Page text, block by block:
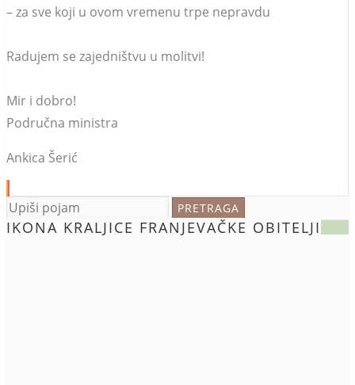
– za sve koji u ovom vremenu trpe nepravdu
Radujem se zajedništvu u molitvi!
Mir i dobro!
Područna ministra
Ankica Šerić
IKONA KRALJICE FRANJEVAČKE OBITELJI